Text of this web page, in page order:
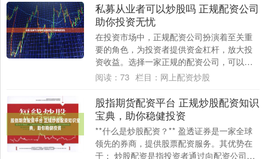
私募从业者可以炒股吗 正规配资公司
助你投资无忧
在投资市场中，正规配资公司扮演着至关重
要的角色，为投资者提供资金杠杆，放大投
资收益。选择一家正规的配资公司，可以有
效保障投资者的资金安全和投资收益。 * **
阅读： 73 栏目： 网上配资炒股
股指期货配资平台 正规炒股配资知识
宝典，助你稳健投资
**什么是炒股配资？** 盈透证券是一家全球
领先的券商，提供股票配资服务。其优势在
于： 炒股配资是指投资者通过向配资公司借